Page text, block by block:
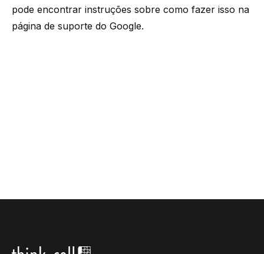
pode encontrar instruções sobre como fazer isso na
página de suporte do Google.